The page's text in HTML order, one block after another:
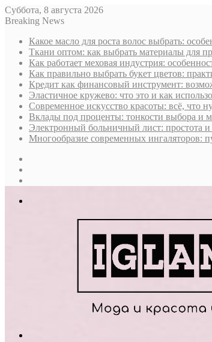
Суббота, 8 августа 2026
Breaking News
Какое масло для роста волос выбрать:
Ткани оптом: как выбрать материалы для
Как работает меховая индустрия:
Как правильно выбрать букет цветов:
Кредит как финансовый инструмент:
Эластичное кружево: что это и как
Современное искусство красоты: всё, что
Вклады под проценты: тонкости выбора и
Электронный больничный лист: простота
Многообразие современных ингаляторов: